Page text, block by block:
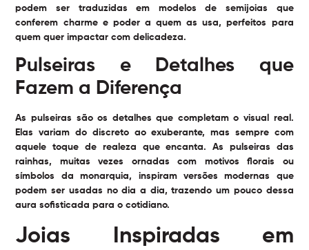
podem ser traduzidas em modelos de semijoias que
conferem charme e poder a quem as usa, perfeitos para
quem quer impactar com delicadeza.
Pulseiras e Detalhes que
Fazem a Diferença
As pulseiras são os detalhes que completam o visual real.
Elas variam do discreto ao exuberante, mas sempre com
aquele toque de realeza que encanta. As pulseiras das
rainhas, muitas vezes ornadas com motivos florais ou
símbolos da monarquia, inspiram versões modernas que
podem ser usadas no dia a dia, trazendo um pouco dessa
aura sofisticada para o cotidiano.
Joias Inspiradas em